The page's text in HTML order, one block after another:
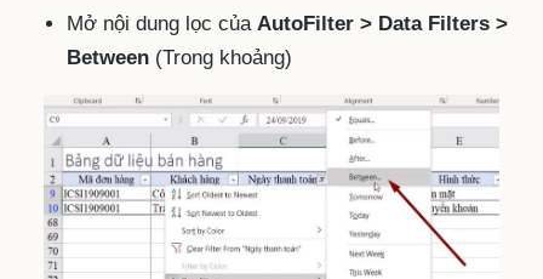
Mở nội dung lọc của AutoFilter > Data Filters >
Between (Trong khoảng)